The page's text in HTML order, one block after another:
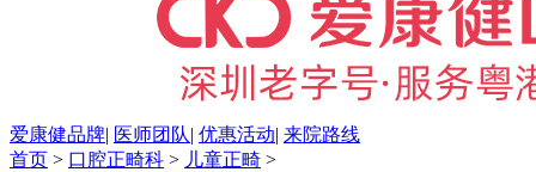
爱康健品牌| 医师团队| 优惠活动| 来院路线
首页 > 口腔正畸科 > 儿童正畸 >